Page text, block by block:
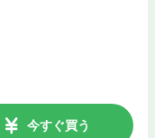
今すぐ買う